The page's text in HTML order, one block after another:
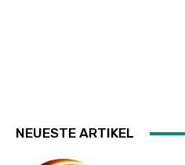
NEUESTE ARTIKEL